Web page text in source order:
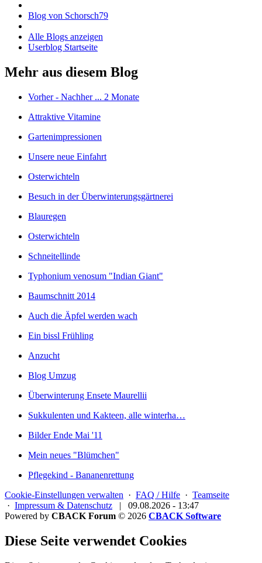
Blog von Schorsch79
Alle Blogs anzeigen
Userblog Startseite
Mehr aus diesem Blog
Vorher - Nachher ... 2 Monate
Attraktive Vitamine
Gartenimpressionen
Unsere neue Einfahrt
Osterwichteln
Besuch in der Überwinterungsgärtnerei
Blauregen
Osterwichteln
Schneitellinde
Typhonium venosum "Indian Giant"
Baumschnitt 2014
Auch die Äpfel werden wach
Ein bissl Frühling
Anzucht
Blog Umzug
Überwinterung Ensete Maurellii
Sukkulenten und Kakteen, alle winterha…
Bilder Ende Mai '11
Mein neues "Blümchen"
Pflegekind - Bananenrettung
Cookie-Einstellungen verwalten · FAQ / Hilfe · Teamseite
· Impressum & Datenschutz |
09.08.2026 - 13:47
Powered by CBACK Forum © 2026 CBACK Software
Diese Seite verwendet Cookies